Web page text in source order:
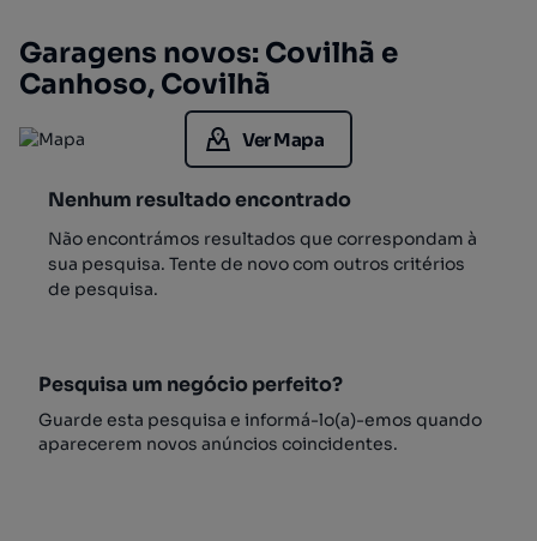
Garagens novos: Covilhã e
Canhoso, Covilhã
Ver Mapa
Nenhum resultado encontrado
Não encontrámos resultados que correspondam à
sua pesquisa. Tente de novo com outros critérios
de pesquisa.
Pesquisa um negócio perfeito?
Guarde esta pesquisa e informá-lo(a)-emos quando
aparecerem novos anúncios coincidentes.